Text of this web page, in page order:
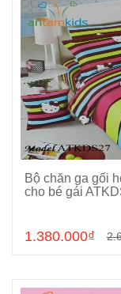
Bộ chăn ga gối
cho bé gái
1.380.000₫